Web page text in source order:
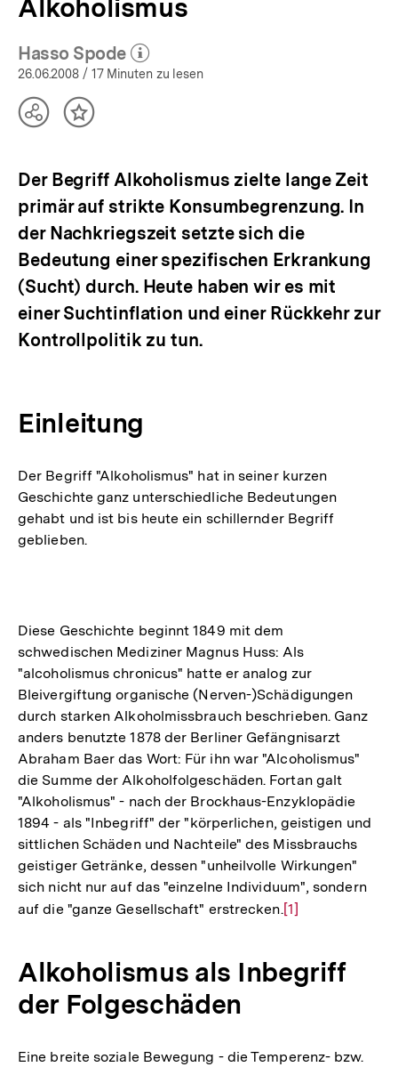
Alkoholismus
Hasso Spode
(Mehr zum Autor)
öffnen
26.06.2008 / 17 Minuten zu lesen
TeilenInhalt
Der Begriff Alkoholismus zielte lange Zeit
primär auf strikte Konsumbegrenzung. In
der Nachkriegszeit setzte sich die
Bedeutung einer spezifischen Erkrankung
(Sucht) durch. Heute haben wir es mit
einer Suchtinflation und einer Rückkehr zur
Kontrollpolitik zu tun.
Einleitung
Der Begriff "Alkoholismus" hat in seiner kurzen
Geschichte ganz unterschiedliche Bedeutungen
gehabt und ist bis heute ein schillernder Begriff
geblieben.
Diese Geschichte beginnt 1849 mit dem
schwedischen Mediziner Magnus Huss: Als
"alcoholismus chronicus" hatte er analog zur
Bleivergiftung organische (Nerven-)Schädigungen
durch starken Alkoholmissbrauch beschrieben. Ganz
anders benutzte 1878 der Berliner Gefängnisarzt
Abraham Baer das Wort: Für ihn war "Alcoholismus"
die Summe der Alkoholfolgeschäden. Fortan galt
"Alkoholismus" - nach der Brockhaus-Enzyklopädie
1894 - als "Inbegriff" der "körperlichen, geistigen und
sittlichen Schäden und Nachteile" des Missbrauchs
geistiger Getränke, dessen "unheilvolle Wirkungen"
sich nicht nur auf das "einzelne Individuum", sondern
auf die "ganze Gesellschaft" erstrecken.Zur
Fußnote
[1]
Alkoholismus als Inbegriff
der Folgeschäden
Eine breite soziale Bewegung - die Temperenz- bzw.